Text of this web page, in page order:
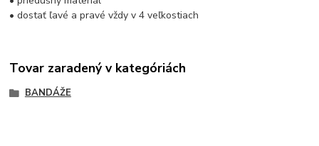
• dostať ľavé a pravé vždy v 4 veľkostiach
Tovar zaradený v kategóriách
BANDÁŽE